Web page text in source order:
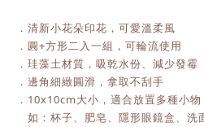
．清新小花朵印花，可愛溫柔風
．圓+方形二入一組，可輪流使用
．珪藻土材質，吸乾水份、減少發霉
．邊角細緻圓滑，拿取不刮手
．10x10cm大小，適合放置多種小物
如：杯子、肥皂、隱形眼鏡盒、洗